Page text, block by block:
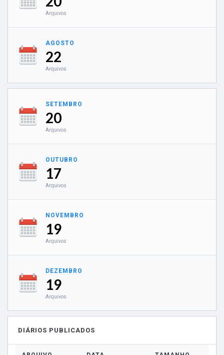
Arquivos
AGOSTO
22
Arquivos
SETEMBRO
20
Arquivos
OUTUBRO
17
Arquivos
NOVEMBRO
19
Arquivos
DEZEMBRO
19
Arquivos
DIÁRIOS PUBLICADOS